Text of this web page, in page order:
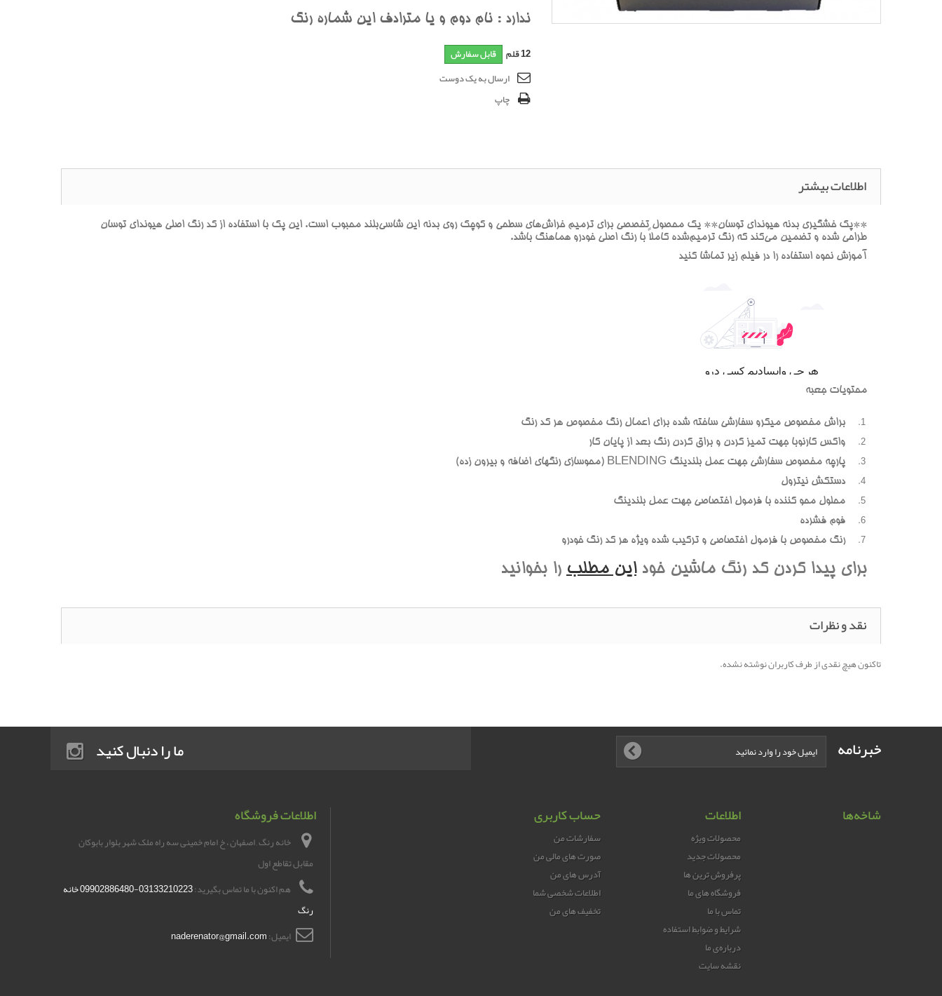
ندارد : نام دوم و يا مترادف اين شماره رنگ
12قلم قابل سفارش
ارسال به یک دوست
چاپ
اطلاعات بیشتر
**پک خشگيري بدنه هيونداي توسان** يک محصول تخصصي براي ترميم خراش‌هاي سطحي و کوچک روي بدنه اين شاسي‌بلند محبوب است. اين پک با استفاده از کد رنگ اصلي هيونداي توسان
طراحي شده و تضمين مي‌کند که رنگ ترميم‌شده کاملاً با رنگ اصلي خودرو هماهنگ باشد.
آموزش نحوه استفاده را در فيلم زير تماشا کنيد
محتويات جعبه
براش مخصوص ميکرو سفارشي ساخته شده براي اعمال رنگ مخصوص هر کد رنگ
واکس کارنوبا جهت تميز کردن و براق کردن رنگ بعد از پايان کار
پارچه مخصوص سفارشي جهت عمل بلندينگ BLENDING (محوسازي رنگهاي اضافه و بيرون زده)
دستکش نيترول
محلول محو کننده با فرمول اختصاصي جهت عمل بلندينگ
فوم فشرده
رنگ مخصوص با فرمول اختصاصي و ترکيب شده ويژه هر کد رنگ خودرو
براي پيدا کردن کد رنگ ماشين خوداين مطلب را بخوانيد
نقد و نظرات
تاکنون هیچ نقدی از طرف کاربران نوشته نشده.
خبرنامه ما را دنبال کنید
شاخه‌ها اطلاعات
محصولات ویژه
محصولات جدید
پرفروش ترین‌ ها
فروشگاه های ما
تماس با ما
شرایط و ضوابط استفاده
درباره‌ی ما
نقشه سایت
حساب کاربری
سفارشات من
صورت های مالی من
آدرس های من
اطلاعات شخصی شما
تخفیف های من
اطلاعات فروشگاه
خانه رنگ , اصفهان ، خ امام خمینی سه راه ملک شهر بلوار بابوکان
مقابل تقاطع اول
هم اکنون با ما تماس بگیرید:
03133210223-09902886480 خانه
رنگ
ایمیل:naderenator@gmail.com